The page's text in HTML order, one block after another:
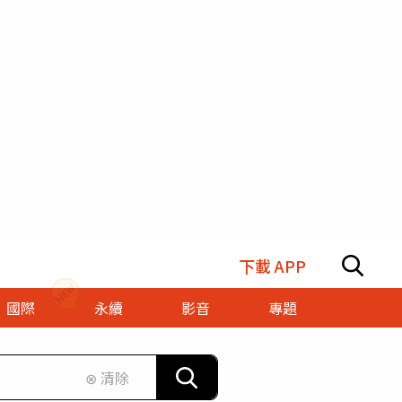
下載 APP
國際 永續 影音
專題
⊗ 清除